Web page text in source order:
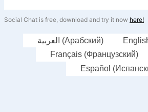
Social Chat is free, download and try it now here!
العربية (Арабский)
Français (Французский)
Español (